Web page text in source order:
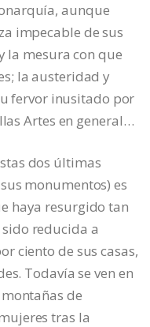
aunque
impecable de sus
la mesura con que
la austeridad y
fervor inusitado por
Artes en general…
dos últimas
monumentos) es
haya resurgido tan
reducida a
ciento de sus casas,
Todavía se ven en
de
tras la